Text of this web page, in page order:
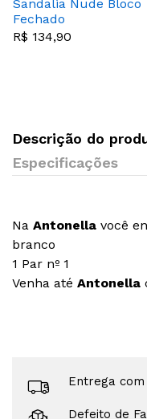
Sandalia Nude Bloco
Fechado
R$ 134,90
Descrição do
Especificações
Na Antonella você
branco
1 Par nº 1
Venha até Antonella
Entrega com
Defeito de